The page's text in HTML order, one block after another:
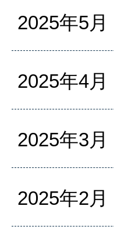
2025年5月
2025年4月
2025年3月
2025年2月